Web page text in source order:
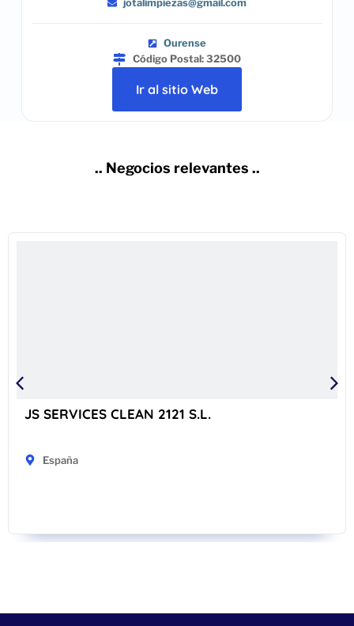
jotalimpiezas@gmail.com
Ourense
Código Postal: 32500
Ir al sitio Web
.. Negocios relevantes ..
JS SERVICES CLEAN 2121 S.L.
España